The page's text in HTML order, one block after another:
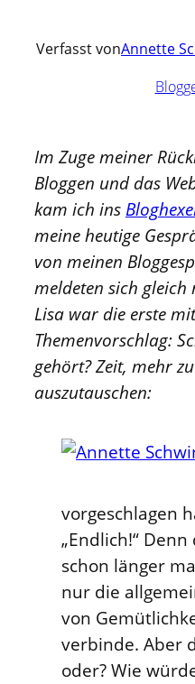
Verfasst vonAnnette
Im Zuge meiner
Bloggen und das
kam ich ins
meine heutige
von meinen
meldeten sich gleich
Lisa war die erste
Themenvorschlag:
gehört? Zeit, mehr
auszutauschen:
vorgeschlagen
„Endlich!“
schon länger
nur die
von
verbinde. Aber
oder? Wie